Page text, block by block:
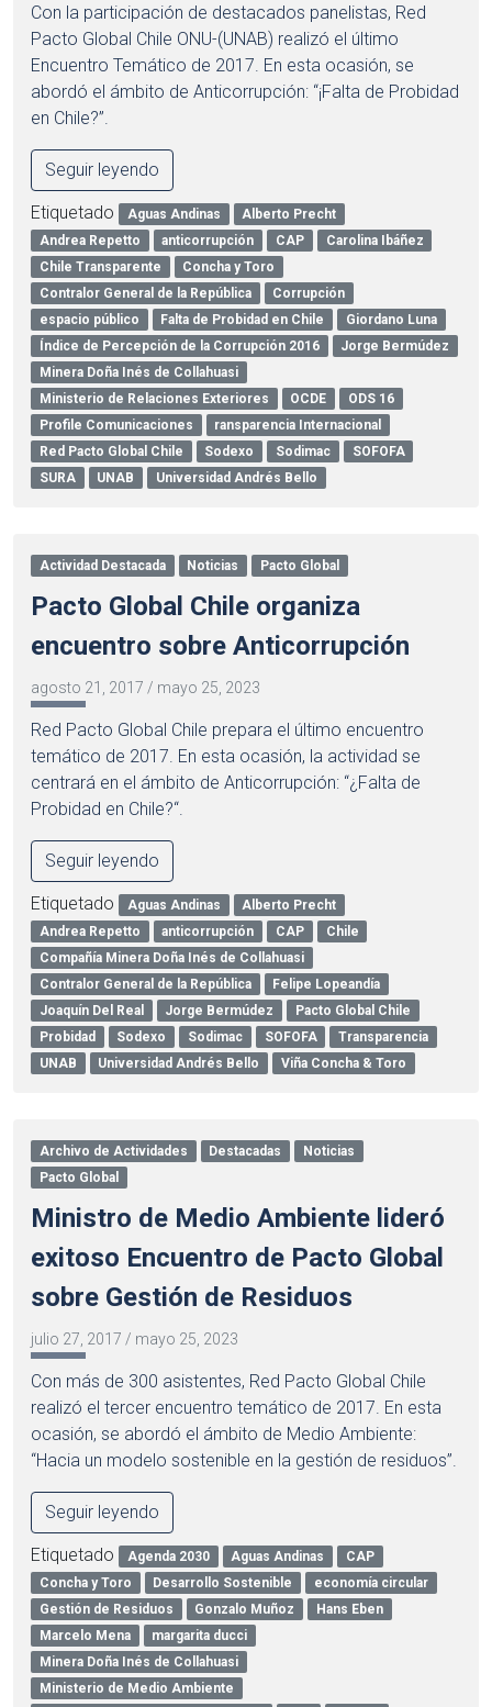
Con la participación de destacados panelistas, Red
Pacto Global Chile ONU-(UNAB) realizó el último
Encuentro Temático de 2017. En esta ocasión, se
abordó el ámbito de Anticorrupción: “¡Falta de Probidad
en Chile?”.
Seguir leyendo
Etiquetado Aguas Andinas
Alberto Precht
Andrea Repetto
anticorrupción CAP
Carolina Ibáñez
Chile Transparente
Concha y Toro
Contralor General de la República
Corrupción
espacio público
Falta de Probidad en Chile
Giordano Luna
Índice de Percepción de la Corrupción 2016
Jorge Bermúdez
Minera Doña Inés de Collahuasi
Ministerio de Relaciones Exteriores
OCDE
ODS 16
Profile Comunicaciones
ransparencia Internacional
Red Pacto Global Chile
Sodexo Sodimac
SOFOFA
SURA
UNAB Universidad Andrés Bello
Actividad Destacada Noticias Pacto Global
Pacto Global Chile organiza
encuentro sobre Anticorrupción
agosto 21, 2017 / mayo 25, 2023
Red Pacto Global Chile prepara el último encuentro
temático de 2017. En esta ocasión, la actividad se
centrará en el ámbito de Anticorrupción: “¿Falta de
Probidad en Chile?“.
Seguir leyendo
Etiquetado Aguas Andinas
Alberto Precht
Andrea Repetto
anticorrupción CAP
Chile
Compañía Minera Doña Inés de Collahuasi
Contralor General de la República
Felipe Lopeandía
Joaquín Del Real
Jorge Bermúdez
Pacto Global Chile
Probidad
Sodexo Sodimac SOFOFA
Transparencia
UNAB
Universidad Andrés Bello Viña Concha & Toro
Archivo de Actividades Destacadas
Noticias
Pacto Global
Ministro de Medio Ambiente lideró
exitoso Encuentro de Pacto Global
sobre Gestión de Residuos
julio 27, 2017 / mayo 25, 2023
Con más de 300 asistentes, Red Pacto Global Chile
realizó el tercer encuentro temático de 2017. En esta
ocasión, se abordó el ámbito de Medio Ambiente:
“Hacia un modelo sostenible en la gestión de residuos”.
Seguir leyendo
Etiquetado Agenda 2030 Aguas Andinas
CAP
Concha y Toro
Desarrollo Sostenible
economía circular
Gestión de Residuos
Gonzalo Muñoz
Hans Eben
Marcelo Mena
margarita ducci
Minera Doña Inés de Collahuasi
Ministerio de Medio Ambiente